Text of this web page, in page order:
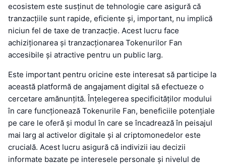
ecosistem este susținut de tehnologie care asigură că
tranzacțiile sunt rapide, eficiente și, important, nu implică
niciun fel de taxe de tranzacție. Acest lucru face
achiziționarea și tranzacționarea Tokenurilor Fan
accesibile și atractive pentru un public larg.
Este important pentru oricine este interesat să participe la
această platformă de angajament digital să efectueze o
cercetare amănunțită. Înțelegerea specificităților modului
în care funcționează Tokenurile Fan, beneficiile potențiale
pe care le oferă și modul în care se încadrează în peisajul
mai larg al activelor digitale și al criptomonedelor este
crucială. Acest lucru asigură că indivizii iau decizii
informate bazate pe interesele personale și nivelul de